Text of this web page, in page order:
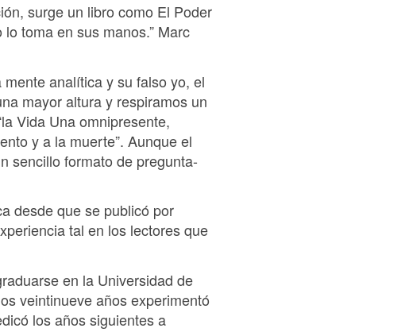
surge un libro como El Poder
toma en sus manos.” Marc
analítica y su falso yo, el
mayor altura y respiramos un
Vida Una omnipresente,
y a la muerte”. Aunque el
sencillo formato de pregunta-
desde que se publicó por
tal en los lectores que
en la Universidad de
veintinueve años experimentó
los años siguientes a